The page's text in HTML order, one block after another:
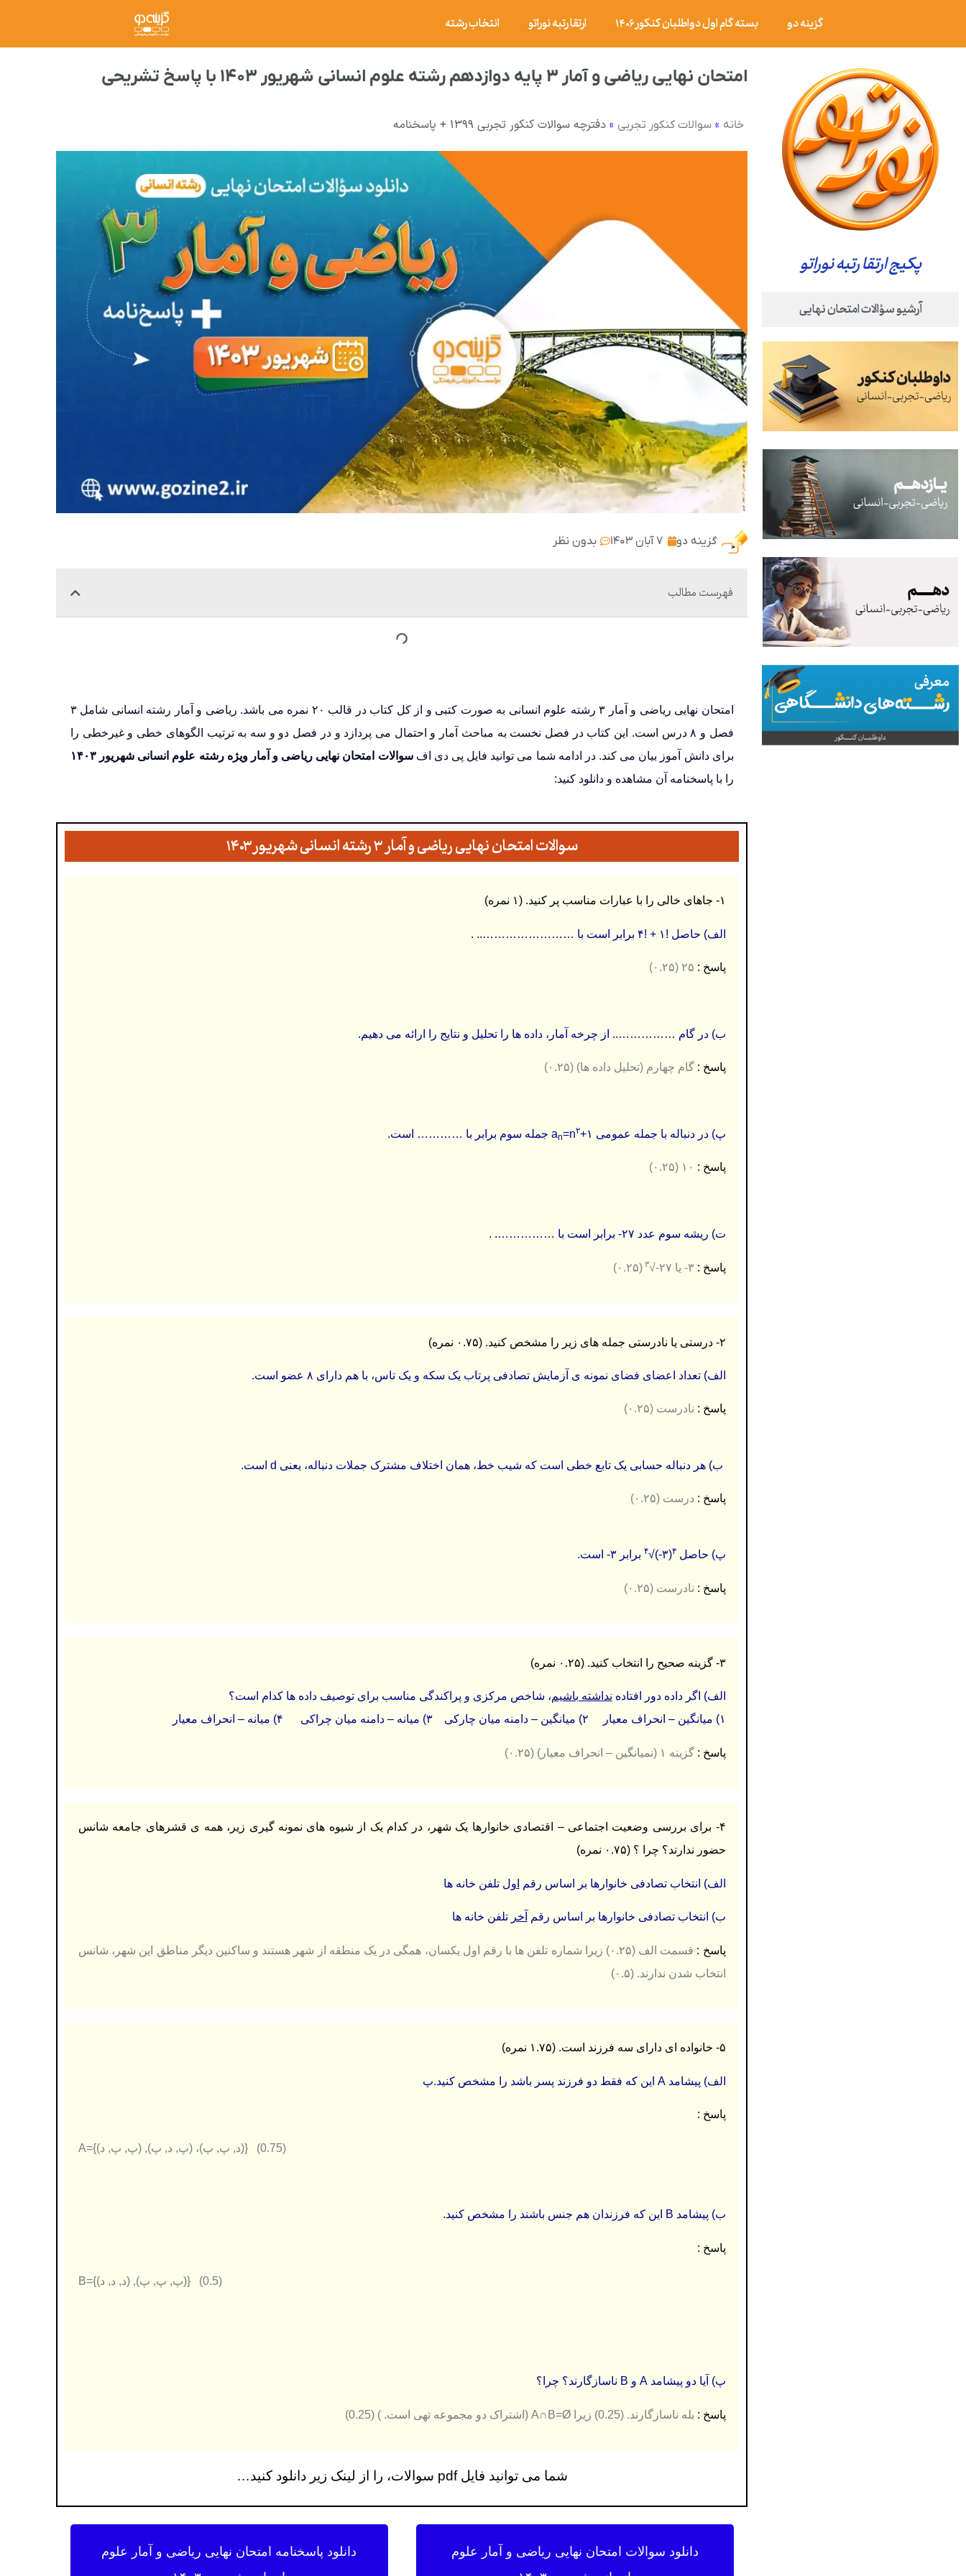
گزینه دو بسته گام اول دواطلبان کنکور ۱۴۰۶ ارتقا رتبه نوراتو انتخاب رشته
پکیج ارتقا رتبه نوراتو
آرشیو سؤالات امتحان نهایی
امتحان نهایی ریاضی و آمار ۳ پایه دوازدهم رشته علوم انسانی شهریور ۱۴۰۳ با پاسخ تشریحی
خانه » سوالات کنکور تجربی » دفترچه سوالات کنکور تجربی ۱۳۹۹ + پاسخنامه
گزینه دو ۷ آبان ۱۴۰۳ بدون نظر
فهرست مطالب
امتحان نهایی ریاضی و آمار ۳ رشته علوم انسانی به صورت کتبی و از کل کتاب در قالب ۲۰ نمره می باشد. ریاضی و آمار رشته انسانی شامل ۳
فصل و ۸ درس است. این کتاب در فصل نخست به مباحث آمار و احتمال می پردازد و در فصل دو و سه به ترتیب الگوهای خطی و غیرخطی را
برای دانش آموز بیان می کند.در ادامه شما می توانید فایل پی دی افسوالات امتحان نهایی ریاضی و آمار ویژه رشته علوم انسانی شهریور ۱۴۰۳
را با پاسخنامه آن مشاهده و دانلود کنید:
سوالات امتحان نهایی ریاضی و آمار ۳ رشته انسانی شهریور ۱۴۰۳
۱- جاهای خالی را با عبارات مناسب پر کنید. (۱ نمره)
الف) حاصل !۱ + !۴ برابر است با …………………….. .
پاسخ : (۰.۲۵)
ب) در گام …………….. از چرخه آمار، داده ها را تحلیل و نتایج را ارائه می دهیم.
پاسخ : گام چهارم (تحلیل داده ها)(۰.۲۵)
پ) در دنباله با جمله عمومی a n=n۲+۱ جمله سوم برابر با ………… است.
پاسخ : (۰.۲۵)
ت) ریشه سوم عدد ۲۷- برابر است با ……………. .
پاسخ : ۳ (۰.۲۵)
۲- درستی يا نادرستی جمله های زير را مشخص كنید. (۰.۷۵ نمره)
الف) تعداد اعضای فضای نمونه ی آزمایش تصادفی پرتاب یک سکه و یک تاس، با هم دارای ۸ عضو است.
پاسخ : نادرست (۰.۲۵)
ب) هر دنباله حسابی یک تابع خطی است که شیب خط، همان اختلاف مشترک جملات دنباله، یعنی d است.
پاسخ : درست (۰.۲۵)
پ) حاصل۴(۳-)√ ۴ برابر ۳- است.
پاسخ : نادرست (۰.۲۵)
۳- گزينه صحیح را انتخاب كنید. (۰.۲۵ نمره)
الف) اگر داده دور افتاده نداشته باشیم، شاخص مرکزی و پراکندگی مناسب برای توصیف داده ها کدام است؟
۱) میانگین – انحراف معیار ۲) میانگین – دامنه میان چارکی ۳) میانه – دامنه میان چراکی ۴) میانه – انحراف معیار
پاسخ : گزینه ۱ (نمیانگین – انحراف معیار) (۰.۲۵)
۴- برای بررسی وضعیت اجتماعی – اقتصادی خانوارها یک شهر، در کدام یک از شیوه های نمونه گیری زیر، همه ی قشرهای جامعه شانس
حضور ندارند؟ چرا ؟ (۰.۷۵ نمره)
الف) انتخاب تصادفی خانوارها بر اساس رقم اول تلفن خانه ها
ب) انتخاب تصادفی خانوارها بر اساس رقم آخر تلفن خانه ها
پاسخ :
قسمت الف (۰.۲۵) زیرا شماره تلفن ها با رقم اول یکسان، همگی در یک منطقه از شهر هستند و ساکنین دیگر مناطق این شهر، شانس
انتخاب شدن ندارند. (۰.۵)
۵- خانواده ای دارای سه فرزند است. (۱.۷۵ نمره)
الف) پیشامد A این که فقط دو فرزند پسر باشد را مشخص کنید.پ
پاسخ :
(0.75) {(د, پ, پ)، (پ, د, پ), (پ, پ, د)}=A
ب) پیشامد B این که فرزندان هم جنس باشند را مشخص کنید.
پاسخ :
(0.5) {(پ, پ, پ), (د, د, د)}=B
پ) آیا دو پیشامد A و B ناسازگارند؟ چرا؟
پاسخ : بله ناسازگارند. (0.25) زیرا A∩B=Ø (اشتراک دو مجموعه تهی است. ) (0.25)
شما می توانید فایل pdf سوالات، را از لینک زیر دانلود کنید…
دانلود سوالات امتحان نهایی ریاضی و آمار علوم
دانلود پاسخنامه امتحان نهایی ریاضی و آمار علوم